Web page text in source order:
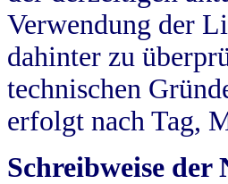
Verwendung der
dahinter zu
technischen
erfolgt nach Tag,
Schreibweise der